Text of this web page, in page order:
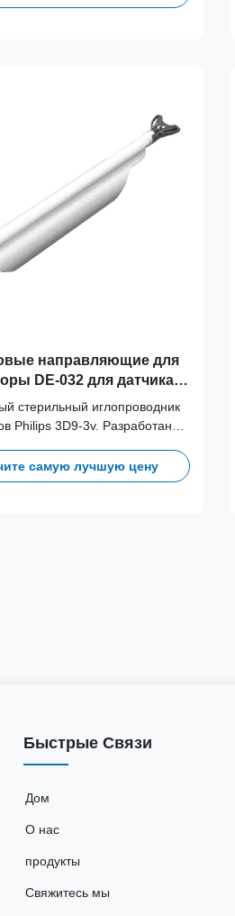
направляющие для
DE-032 для датчика
3v
стерильный иглопроводник
Philips 3D9-3v. Разработан
и оптимизации клинических
благодаря
самую лучшую цену
Быстрые Связи
Дом
О нас
продукты
Свяжитесь мы